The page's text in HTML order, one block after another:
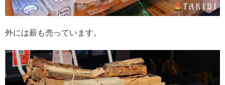
外には薪も売っています。